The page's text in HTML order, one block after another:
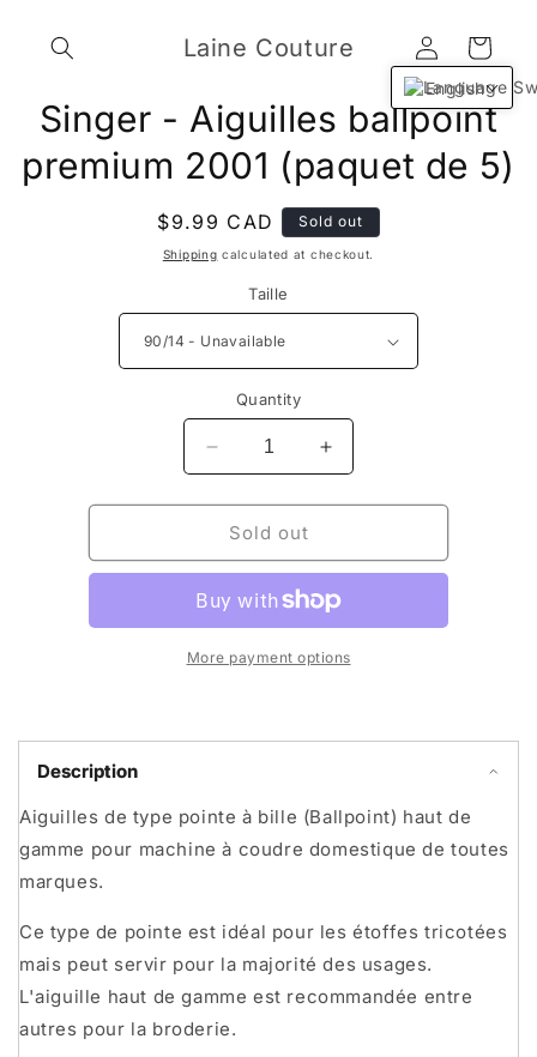
content
Laine Couture
Log
in
Cart
Skip to
product
information
Singer - Aiguilles ballpoint
premium 2001 (paquet de 5)
Regular
price
$9.99 CAD Sold out
Shipping calculated at checkout.
Taille
Quantity
Decrease
quantity
for
Singer
-
ballpoint
premium
2001
Increase
quantity
for
-
ballpoint
premium
2001
Sold out
More payment options
Description
Aiguilles de type pointe à bille (Ballpoint) haut de
gamme pour machine à coudre domestique de toutes
marques.
Ce type de pointe est idéal pour les étoffes tricotées
mais peut servir pour la majorité des usages.
L'aiguille haut de gamme est recommandée entre
autres pour la broderie.
English